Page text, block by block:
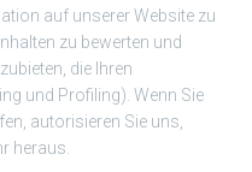
auf unserer Website zu
zu bewerten und
die Ihren
und Profiling). Wenn Sie
autorisieren Sie uns,
heraus.